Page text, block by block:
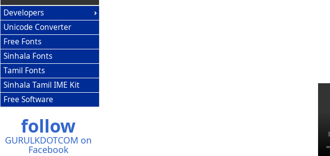
Developers
Unicode Converter
Free Fonts
Sinhala Fonts
Tamil Fonts
Sinhala Tamil IME Kit
Free Software
follow
GURULKDOTCOM on
Facebook